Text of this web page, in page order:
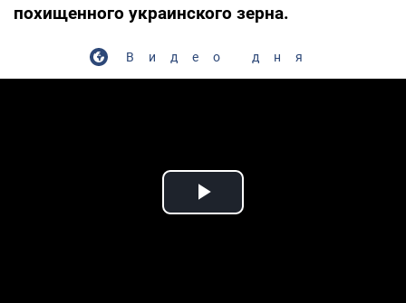
похищенного украинского зерна.
Видео дня
Play Video